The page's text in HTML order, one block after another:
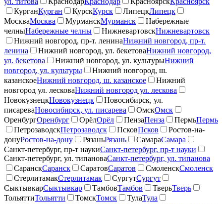
КурганКурган КурскКурск ЛипецкЛипецк
МоскваМосква МурманскМурманск
Набережные
челныНабережные челны НижневартовскНижневартовск
Нижний новгород, пр-т. ленинаНижний новгород, пр-т.
ленина
Нижний новгород, ул. бекетоваНижний новгород,
ул. бекетова
Нижний новгород, ул. культурыНижний
новгород, ул. культуры
Нижний новгород, ш.
казанскоеНижний новгород, ш. казанское
Нижний
новгород ул. лесковаНижний новгород ул. лескова
НовокузнецкНовокузнецк
Новосибирск, ул.
писареваНовосибирск, ул. писарева ОмскОмск
ОренбургОренбург ОрёлОрёл ПензаПенза ПермьПермь
ПетрозаводскПетрозаводск ПсковПсков
Ростов-на-
донуРостов-на-дону РязаньРязань СамараСамара
Санкт-петербург, пр-т наукиСанкт-петербург, пр-т науки
Санкт-петербург, ул. типановаСанкт-петербург, ул. типанова
СаранскСаранск СаратовСаратов СмоленскСмоленск
СтерлитамакСтерлитамак СургутСургут
СыктывкарСыктывкар ТамбовТамбов ТверьТверь
ТольяттиТольятти ТомскТомск ТулаТула